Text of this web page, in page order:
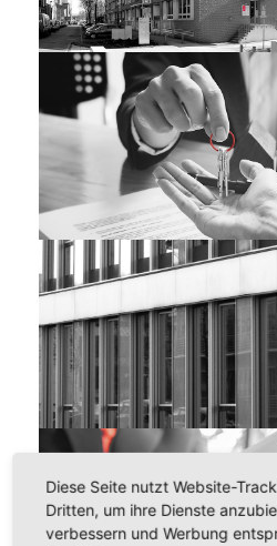
Maria
Diese Seite nutzt Website-
Dritten, um ihre Dienste
verbessern und Werbung